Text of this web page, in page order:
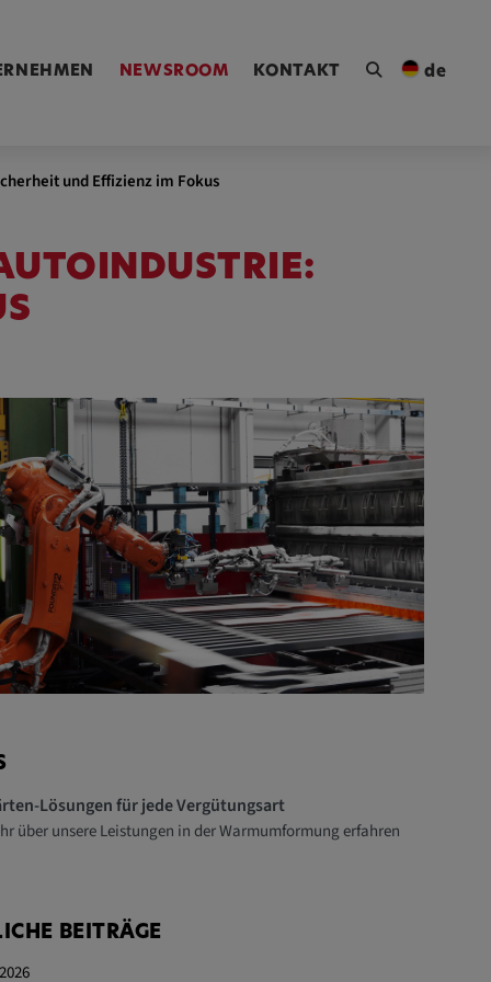
NEWSROOM KONTAKT de
und Effizienz im Fokus
Lösungen für jede Vergütungsart
über unsere Leistungen in der Warmumformung erfahren
BEITRÄGE